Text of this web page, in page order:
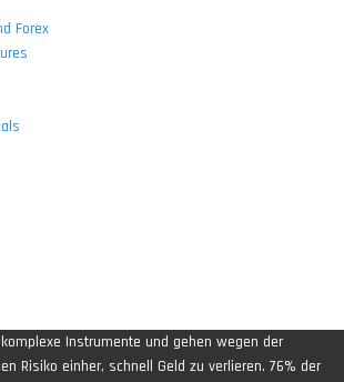
Forex
Instrumente und gehen wegen der
Risiko einher, schnell Geld zu verlieren. 76% der